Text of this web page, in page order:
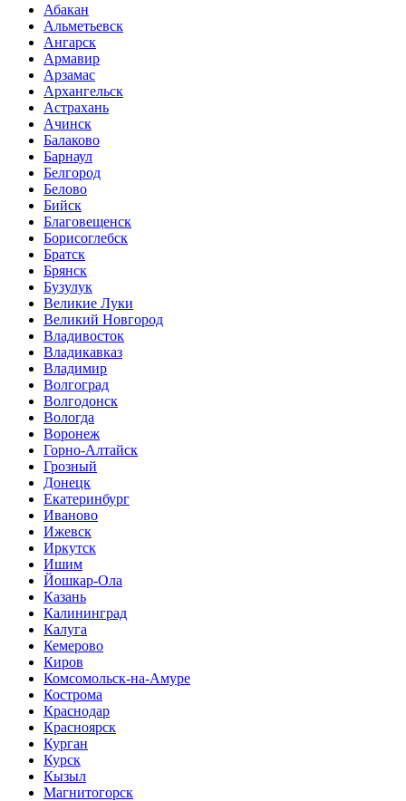
Абакан
Альметьевск
Ангарск
Армавир
Арзамас
Архангельск
Астрахань
Ачинск
Балаково
Барнаул
Белгород
Белово
Бийск
Благовещенск
Борисоглебск
Братск
Брянск
Бузулук
Великие Луки
Великий Новгород
Владивосток
Владикавказ
Владимир
Волгоград
Волгодонск
Вологда
Воронеж
Горно-Алтайск
Грозный
Донецк
Екатеринбург
Иваново
Ижевск
Иркутск
Ишим
Йошкар-Ола
Казань
Калининград
Калуга
Кемерово
Киров
Комсомольск-на-Амуре
Кострома
Краснодар
Красноярск
Курган
Курск
Кызыл
Магнитогорск